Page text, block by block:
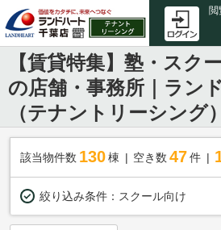
閲
【賃貸特集】塾・スク
の店舗・事務所｜ラン
（テナントリーシング）
該当物件数 130棟 空き数 47 件
絞り込み条件： スクール向け